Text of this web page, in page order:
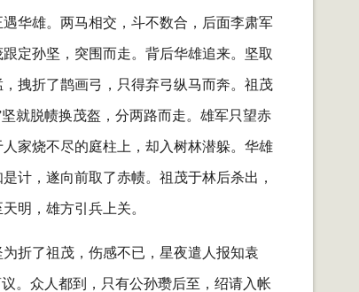
华雄。两马相交，斗不数合，后面李肃军
定孙坚，突围而走。背后华雄追来。坚取
拽折了鹊画弓，只得弃弓纵马而奔。祖茂
就脱帻换茂盔，分两路而走。雄军只望赤
家烧不尽的庭柱上，却入树林潜躲。华雄
计，遂向前取了赤帻。祖茂于林后杀出，
明，雄方引兵上关。
折了祖茂，伤感不已，星夜遣人报知袁
。众人都到，只有公孙瓒后至，绍请入帐